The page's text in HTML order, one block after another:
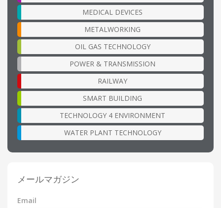
MEDICAL DEVICES
METALWORKING
OIL GAS TECHNOLOGY
POWER & TRANSMISSION
RAILWAY
SMART BUILDING
TECHNOLOGY 4 ENVIRONMENT
WATER PLANT TECHNOLOGY
メールマガジン
Email